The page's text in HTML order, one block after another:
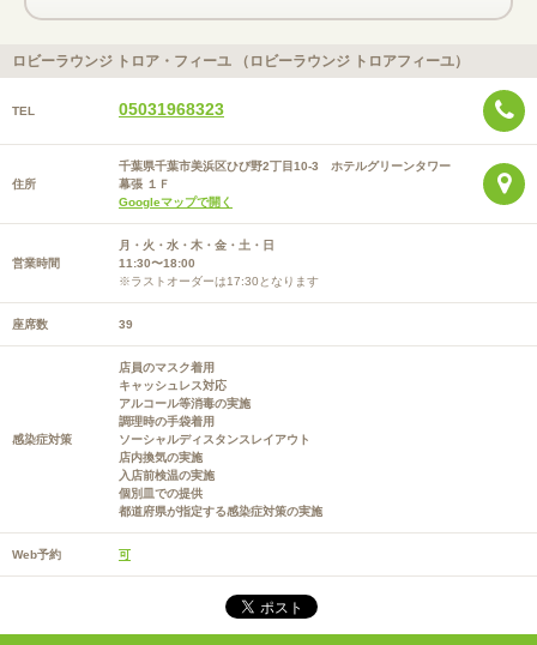
ロビーラウンジ トロア・フィーユ （ロビーラウンジ トロアフィーユ）
TEL 05031968323
住所
千葉県千葉市美浜区ひび野2丁目10-3 ホテルグリーンタワー
幕張 １Ｆ
Googleマップで開く
営業時間
月・火・水・木・金・土・日
11:30〜18:00
※ラストオーダーは17:30となります
座席数 39
感染症対策
店員のマスク着用
キャッシュレス対応
アルコール等消毒の実施
調理時の手袋着用
ソーシャルディスタンスレイアウト
店内換気の実施
入店前検温の実施
個別皿での提供
都道府県が指定する感染症対策の実施
Web予約 可